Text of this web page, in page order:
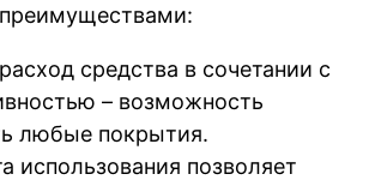
средства в сочетании с
– возможность
любые покрытия.
использования позволяет